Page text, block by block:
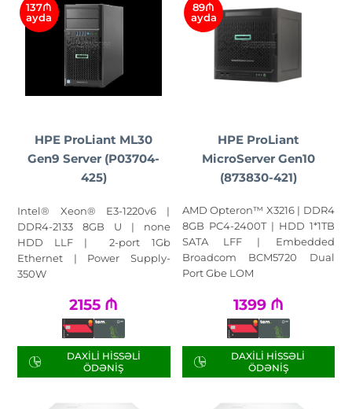
137₼
ayda
HPE ProLiant ML30
Gen9 Server (P03704-
425)
Intel® Xeon® E3-1220v6 |
DDR4-2133 8GB U | none
HDD LLF | 2-port 1Gb
Ethernet | Power Supply-
350W
2155 ₼
DAXILI HISSƏLI
ÖDƏNIŞ
89₼
ayda
HPE ProLiant
MicroServer Gen10
(873830-421)
AMD Opteron™ X3216 | DDR4
8GB PC4-2400T | HDD 1*1TB
SATA LFF | Embedded
Broadcom BCM5720 Dual
Port Gbe LOM
1399 ₼
DAXILI HISSƏLI
ÖDƏNIŞ